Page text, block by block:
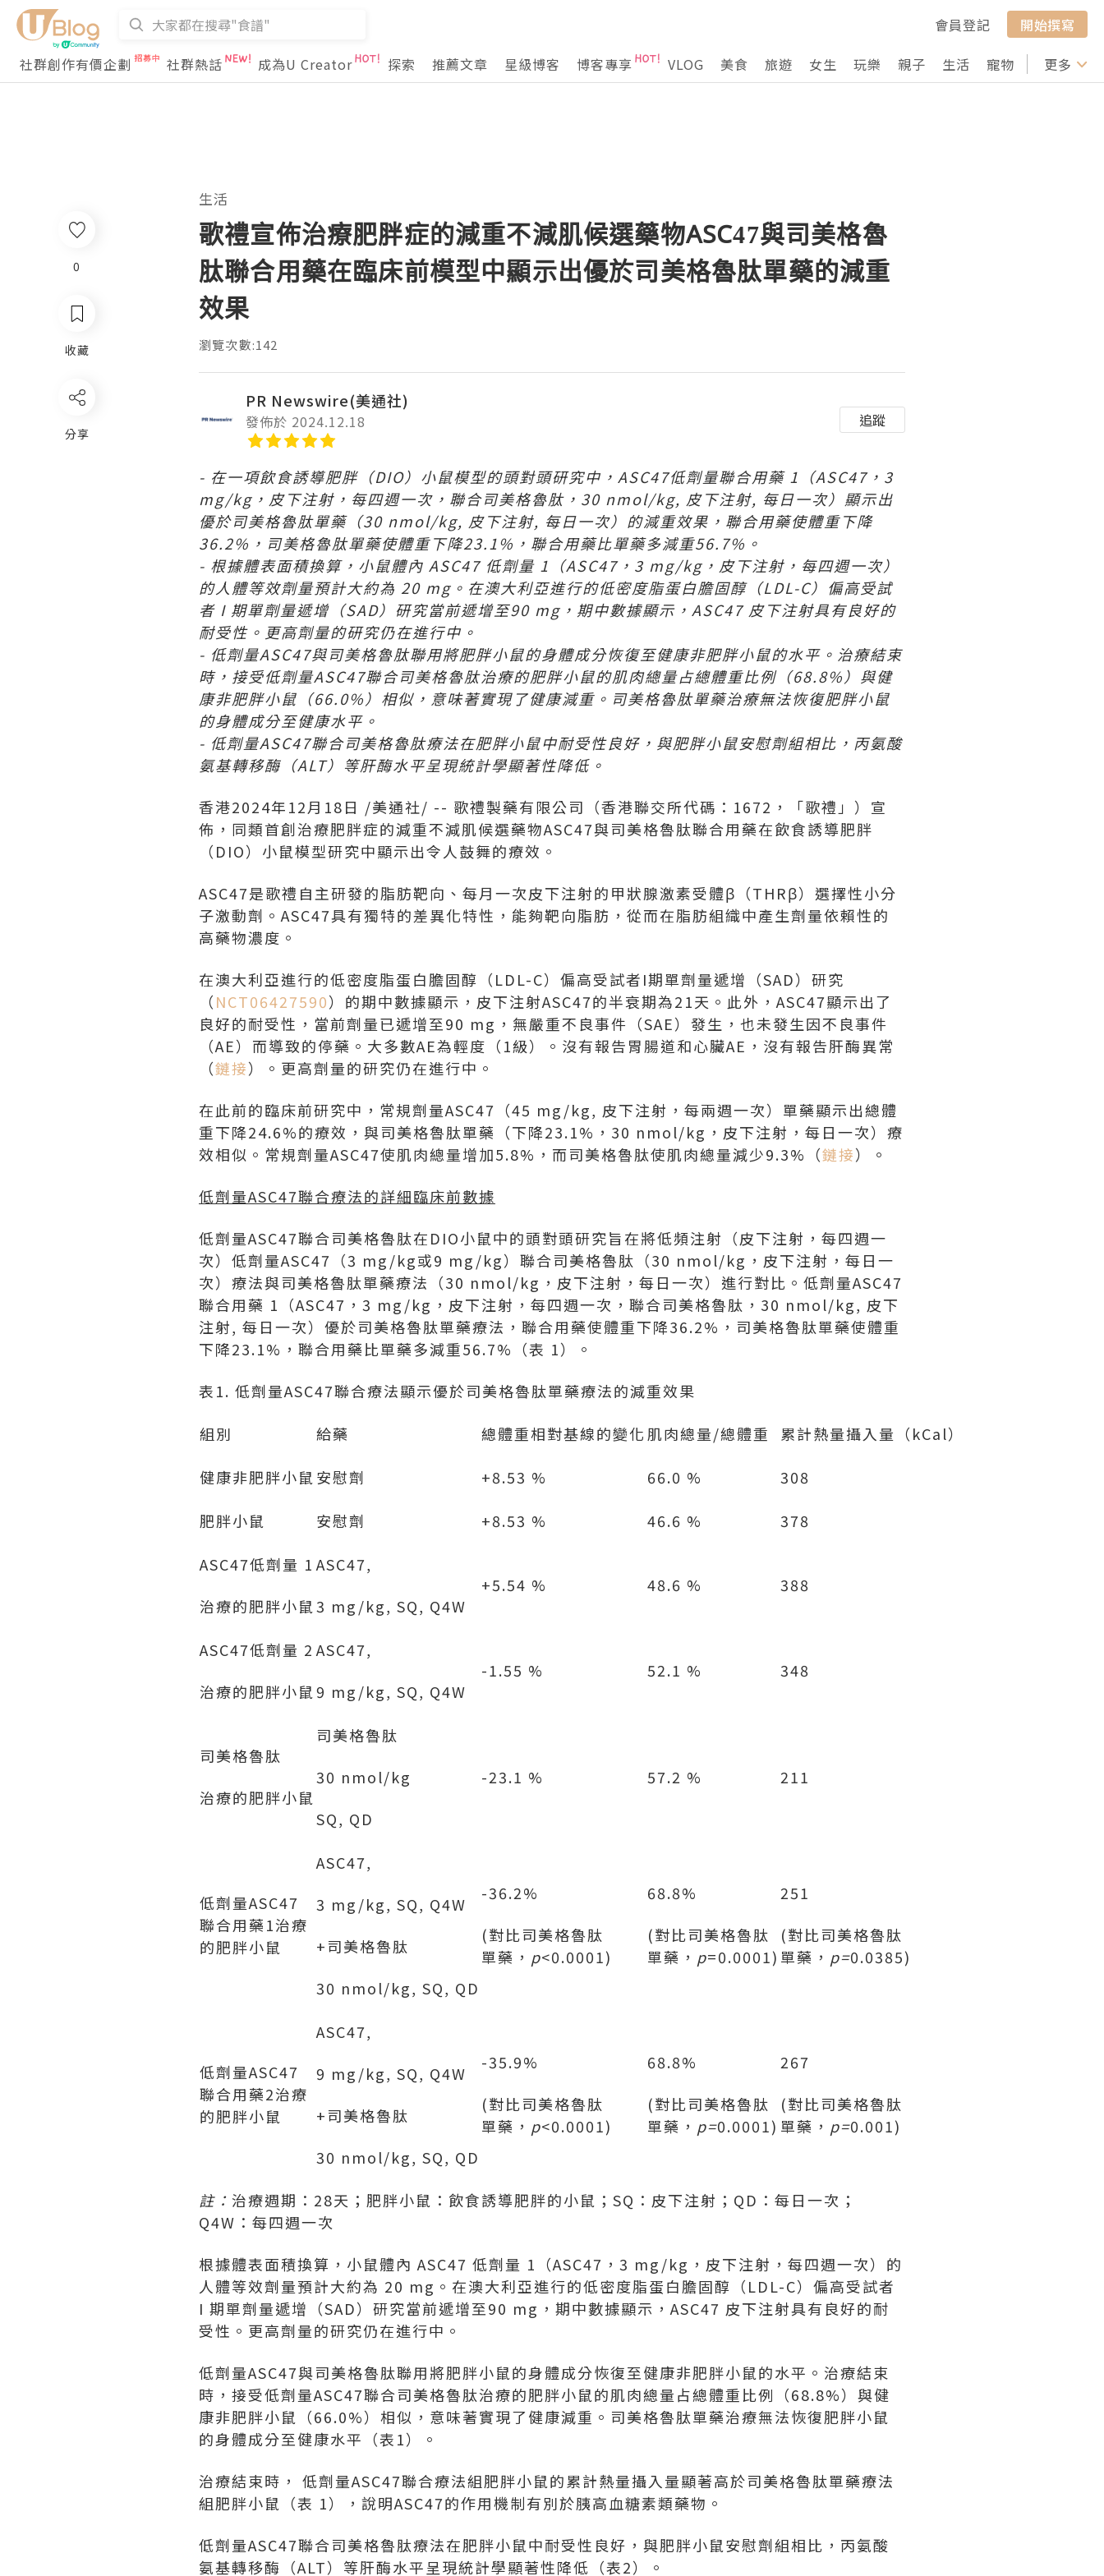
會員登記
開始撰寫
社群創作有價企劃
社群熱話 成為U Creator 探索 推薦文章 星級博客 博客專享 VLOG 美食 旅遊 女生 玩樂 親子 生活 寵物 行山 打卡
更多
0
收藏
分享
生活
歌禮宣佈治療肥胖症的減重不減肌候選藥物ASC47與司美格魯
肽聯合用藥在臨床前模型中顯示出優於司美格魯肽單藥的減重
效果
瀏覽次數:142
PR Newswire(美通社)
發佈於 2024.12.18 追蹤
- 在一項飲食誘導肥胖（DIO）小鼠模型的頭對頭研究中， ASC47低劑量聯合用藥 1 （ASC47， 3
mg/kg ，皮下注射，每四週一次，聯合司美格魯肽， 30 nmol/kg, 皮下注射, 每日一次） 顯示出
優於司美格魯肽單藥（30 nmol/kg, 皮下注射, 每日一次）的減重效果，聯合用藥使體重下降
36.2% ，司美格魯肽單藥使體重下降23.1% ， 聯合用藥比單藥多減重56.7% 。
- 根據體表面積換算，小鼠體內 ASC47 低劑量 1 （ASC47， 3 mg/kg ，皮下注射，每四週一次）
的人體等效劑量預計大約為 20 mg 。 在澳大利亞進行的低密度脂蛋白膽固醇（LDL-C）偏高受試
者 I 期單劑量遞增（SAD）研究當前遞增至90 mg ，期中數據顯示， ASC47 皮下注射具有良好的
耐受性。更高劑量的研究仍在進行中。
- 低劑量ASC47與司美格魯肽聯用將肥胖小鼠的身體成分恢復至健康非肥胖小鼠的水平。治療結束
時，接受低劑量ASC47聯合司美格魯肽治療的肥胖小鼠的肌肉總量占總體重比例（68.8%）與健
康非肥胖小鼠（66.0%）相似 ，意味著實現了健康減重 。司美格魯肽單藥治療無法恢復肥胖小鼠
的身體成分至健康水平。
- 低劑量ASC47聯合司美格魯肽療法在肥胖小鼠中耐受性良好，與肥胖小鼠安慰劑組相比，丙氨酸
氨基轉移酶（ALT）等肝酶水平呈現統計學顯著性降低 。
香港2024年12月18日 /美通社/ -- 歌禮製藥有限公司（香港聯交所代碼：1672，「歌禮」）宣
佈， 同類首創治療肥胖症的減重不減肌候選藥物ASC47與司美格魯肽聯合用藥在飲食誘導肥胖
（DIO）小鼠模型研究中顯示出令人鼓舞的療效。
ASC47是歌禮自主研發的脂肪靶向、每月一次皮下注射的甲狀腺激素受體β（THRβ）選擇性小分
子激動劑。ASC47具有獨特的差異化特性，能夠靶向脂肪，從而在脂肪組織中產生劑量依賴性的
高藥物濃度。
在澳大利亞進行的低密度脂蛋白膽固醇（LDL-C）偏高受試者I期單劑量遞增（SAD）研究
（NCT06427590）的期中數據顯示，皮下注射ASC47的半衰期為21天。此外，ASC47顯示出了
良好的耐受性，當前劑量已遞增至90 mg，無嚴重不良事件（SAE）發生，也未發生因不良事件
（AE）而導致的停藥。大多數AE為輕度（1級）。沒有報告胃腸道和心臟AE，沒有報告肝酶異常
（鏈接）。更高劑量的研究仍在進行中。
在此前的臨床前研究中，常規劑量ASC47（45 mg/kg, 皮下注射，每兩週一次）單藥顯示出總體
重下降24.6%的療效，與司美格魯肽單藥（下降23.1%，30 nmol/kg，皮下注射， 每日一次）療
效相似。常規劑量ASC47使肌肉總量增加5.8%，而司美格魯肽使肌肉總量減少9.3%（鏈接）。
低劑量ASC47聯合療法的詳細臨床前數據
低劑量ASC47聯合司美格魯肽在DIO小鼠中的頭對頭研究旨在將低頻注射（皮下注射，每四週一
次）低劑量ASC47（3 mg/kg或9 mg/kg）聯合司美格魯肽（30 nmol/kg，皮下注射， 每日一
次）療法與司美格魯肽單藥療法（30 nmol/kg，皮下注射， 每日一次）進行對比。低劑量ASC47
聯合用藥 1 （ASC47，3 mg/kg，皮下注射，每四週一次，聯合司美格魯肽，30 nmol/kg, 皮下
注射, 每日一次）優於司美格魯肽單藥療法，聯合用藥使體重下降36.2%，司美格魯肽單藥使體重
下降23.1%， 聯合用藥比單藥多減重56.7% （表 1）。
表1. 低劑量ASC47聯合療法顯示優於司美格魯肽單藥療法的減重效果
組別
給藥 總體重相對基線的變化 肌肉總量/總體重 累計熱量攝入量（kCal）
健康非肥胖小鼠 安慰劑 +8.53 % 66.0 % 308
肥胖小鼠 安慰劑 +8.53 % 46.6 % 378
ASC47低劑量 1
治療的肥胖小鼠
ASC47,
3 mg/kg, SQ, Q4W
+5.54 % 48.6 % 388
ASC47低劑量 2
治療的肥胖小鼠
ASC47,
9 mg/kg, SQ, Q4W
-1.55 % 52.1 % 348
司美格魯肽
治療的肥胖小鼠
司美格魯肽
30 nmol/kg
SQ, QD
-23.1 % 57.2 % 211
低劑量ASC47
聯合用藥1治療
的肥胖小鼠
ASC47,
3 mg/kg, SQ, Q4W
+司美格魯肽
30 nmol/kg, SQ, QD
-36.2%
(對比司美格魯肽
單藥， p<0.0001)
68.8%
(對比司美格魯肽
單藥， p=0.0001)
251
(對比司美格魯肽
單藥， p=0.0385)
低劑量ASC47
聯合用藥2治療
的肥胖小鼠
ASC47,
9 mg/kg, SQ, Q4W
+司美格魯肽
30 nmol/kg, SQ, QD
-35.9%
(對比司美格魯肽
單藥， p<0.0001)
68.8%
(對比司美格魯肽
單藥， p=0.0001)
267
(對比司美格魯肽
單藥， p=0.001)
註： 治療週期：28天；肥胖小鼠：飲食誘導肥胖的小鼠；SQ：皮下注射；QD：每日一次；
Q4W：每四週一次
根據體表面積換算，小鼠體內 ASC47 低劑量 1 （ASC47，3 mg/kg，皮下注射，每四週一次）的
人體等效劑量預計大約為 20 mg。在澳大利亞進行的低密度脂蛋白膽固醇（LDL-C）偏高受試者
I 期單劑量遞增（SAD）研究當前遞增至90 mg，期中數據顯示，ASC47 皮下注射具有良好的耐
受性。更高劑量的研究仍在進行中。
低劑量ASC47與司美格魯肽聯用將肥胖小鼠的身體成分恢復至健康非肥胖小鼠的水平。治療結束
時，接受低劑量ASC47聯合司美格魯肽治療的肥胖小鼠的肌肉總量占總體重比例（68.8%）與健
康非肥胖小鼠（66.0%）相似 ，意味著實現了健康減重 。司美格魯肽單藥治療無法恢復肥胖小鼠
的身體成分至健康水平（表1）。
治療結束時， 低劑量ASC47聯合療法組肥胖小鼠的累計熱量攝入量顯著高於司美格魯肽單藥療法
組肥胖小鼠（表 1），說明ASC47的作用機制有別於胰高血糖素類藥物。
低劑量ASC47聯合司美格魯肽療法在肥胖小鼠中耐受性良好，與肥胖小鼠安慰劑組相比，丙氨酸
氨基轉移酶（ALT）等肝酶水平呈現統計學顯著性降低（表2）。